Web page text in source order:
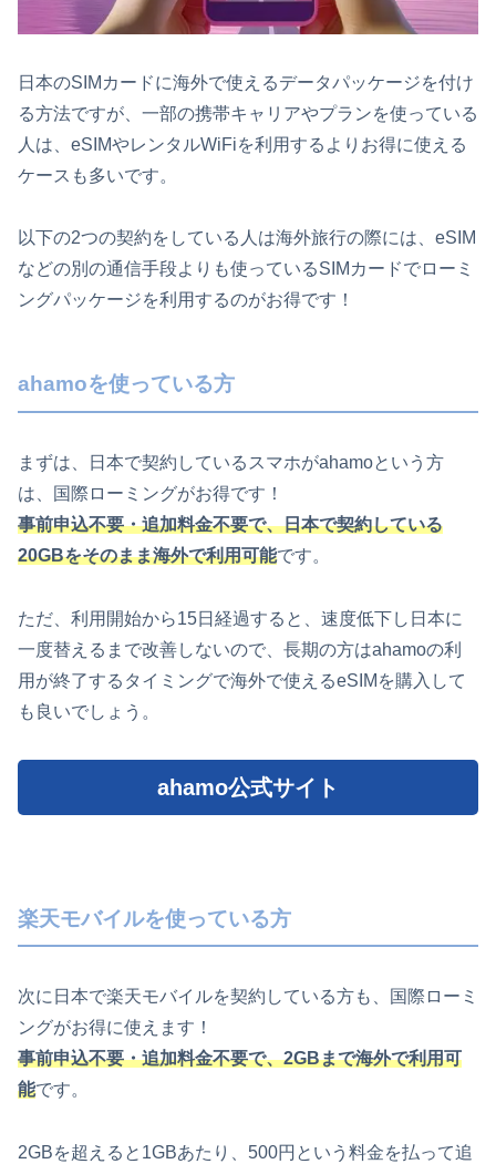
日本のSIMカードに海外で使えるデータパッケージを付け
る方法ですが、一部の携帯キャリアやプランを使っている
人は、eSIMやレンタルWiFiを利用するよりお得に使える
ケースも多いです。
以下の2つの契約をしている人は海外旅行の際には、eSIM
などの別の通信手段よりも使っているSIMカードでローミ
ングパッケージを利用するのがお得です！
ahamoを使っている方
まずは、日本で契約しているスマホがahamoという方
は、国際ローミングがお得です！
事前申込不要・追加料金不要で、日本で契約している
20GBをそのまま海外で利用可能です。
ただ、利用開始から15日経過すると、速度低下し日本に
一度替えるまで改善しないので、長期の方はahamoの利
用が終了するタイミングで海外で使えるeSIMを購入して
も良いでしょう。
ahamo公式サイト
楽天モバイルを使っている方
次に日本で楽天モバイルを契約している方も、国際ローミ
ングがお得に使えます！
事前申込不要・追加料金不要で、2GBまで海外で利用可
能です。
2GBを超えると1GBあたり、500円という料金を払って追